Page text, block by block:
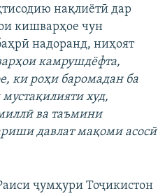
нақлиётӣ дар
кишварҳое чун
надоранд, ниҳоят
камрушдёфта,
ки роҳи баромадан ба
худ,
ва таъмини
давлат мақоми асосӣ
ҷумҳури Тоҷикистон